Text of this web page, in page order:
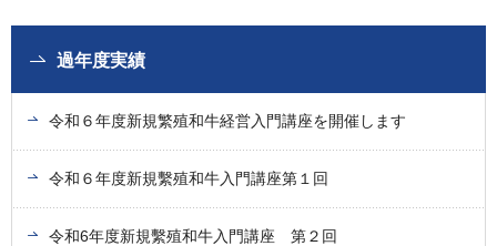
過年度実績
令和６年度新規繁殖和牛経営入門講座を開催します
令和６年度新規繫殖和牛入門講座第１回
令和6年度新規繫殖和牛入門講座 第２回